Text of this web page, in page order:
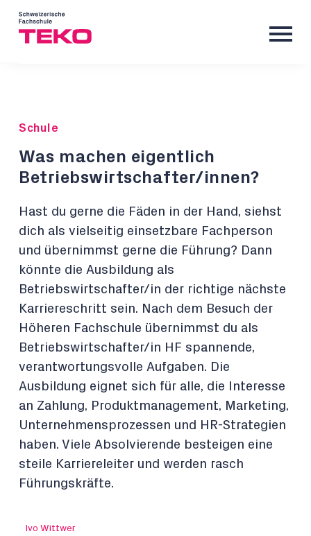
Schule
Was machen eigentlich
Betriebswirtschafter/innen?
Hast du gerne die Fäden in der Hand, siehst
dich als vielseitig einsetzbare Fachperson
und übernimmst gerne die Führung? Dann
könnte die Ausbildung als
Betriebswirtschafter/in der richtige nächste
Karriereschritt sein. Nach dem Besuch der
Höheren Fachschule übernimmst du als
Betriebswirtschafter/in HF spannende,
verantwortungsvolle Aufgaben. Die
Ausbildung eignet sich für alle, die Interesse
an Zahlung, Produktmanagement, Marketing,
Unternehmensprozessen und HR-Strategien
haben. Viele Absolvierende besteigen eine
steile Karriereleiter und werden rasch
Führungskräfte.
Ivo Wittwer